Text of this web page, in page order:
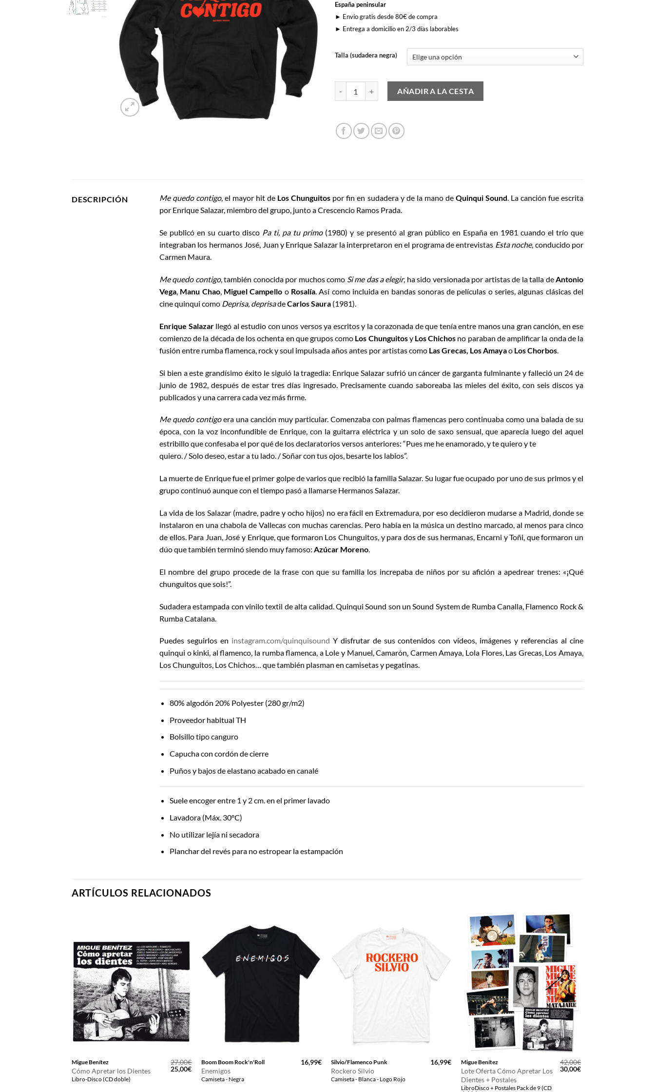
España peninsular
► Envío gratis desde 80€ de compra
► Entrega a domicilio en 2/3 días laborables
Talla (sudadera negra)
Me Quedo Contigo cantidadAÑADIR A LA CESTA
DESCRIPCIÓN Me quedo contigo, el mayor hit de Los Chunguitos por fin en sudadera y de la mano de Quinqui Sound. La canción fue escrita
por Enrique Salazar, miembro del grupo, junto a Crescencio Ramos Prada.
Se publicó en su cuarto disco Pa ti, pa tu primo (1980) y se presentó al gran público en España en 1981 cuando el trío que
integraban los hermanos José, Juan y Enrique Salazar la interpretaron en el programa de entrevistas Esta noche, conducido por
Carmen Maura.
Me quedo contigo, también conocida por muchos como Si me das a elegir, ha sido versionada por artistas de la talla deAntonio
Vega, Manu Chao, Miguel Campello o Rosalía. Así como incluida en bandas sonoras de películas o series, algunas clásicas del
cine quinqui como Deprisa, deprisadeCarlos Saura (1981).
Enrique Salazarllegó al estudio con unos versos ya escritos y la corazonada de que tenía entre manos una gran canción, en ese
comienzo de la década de los ochenta en que grupos como Los Chunguitosy Los Chichos no paraban de amplificar la onda de la
fusión entre rumba flamenca, rock y soul impulsada años antes por artistas como Las Grecas, Los Amayao Los Chorbos.
Si bien a este grandísimo éxito le siguió la tragedia: Enrique Salazar sufrió un cáncer de garganta fulminante y falleció un 24 de
junio de 1982, después de estar tres días ingresado. Precisamente cuando saboreaba las mieles del éxito, con seis discos ya
publicados y una carrera cada vez más firme.
Me quedo contigoera una canción muy particular. Comenzaba con palmas flamencas pero continuaba como una balada de su
época, con la voz inconfundible de Enrique, con la guitarra eléctrica y un solo de saxo sensual, que aparecía luego del aquel
estribillo que confesaba el por qué de los declaratorios versos anteriores: “Pues me he enamorado, y te quiero y te
quiero. / Solo deseo, estar a tu lado. / Soñar con tus ojos, besarte los labios”.
La muerte de Enrique fue el primer golpe de varios que recibió la familia Salazar. Su lugar fue ocupado por uno de sus primos y el
grupo continuó aunque con el tiempo pasó a llamarse Hermanos Salazar.
La vida de los Salazar (madre, padre y ocho hijos) no era fácil en Extremadura, por eso decidieron mudarse a Madrid, donde se
instalaron en una chabola de Vallecas con muchas carencias. Pero había en la música un destino marcado, al menos para cinco
de ellos. Para Juan, José y Enrique, que formaron Los Chunguitos, y para dos de sus hermanas, Encarni y Toñi, que formaron un
dúo que también terminó siendo muy famoso: Azúcar Moreno.
El nombre del grupo procede de la frase con que su familia los increpaba de niños por su afición a apedrear trenes: «¡Qué
chunguitos que sois!”.
Sudadera estampada con vinilo textil de alta calidad. Quinqui Sound son un Sound System de Rumba Canalla, Flamenco Rock &
Rumba Catalana.
Puedes seguirlos en instagram.com/quinquisound Y disfrutar de sus contenidos con vídeos, imágenes y referencias al cine
quinqui o kinki, al flamenco, la rumba flamenca, a Lole y Manuel, Camarón, Carmen Amaya, Lola Flores, Las Grecas, Los Amaya,
Los Chunguitos, Los Chichos… que también plasman en camisetas y pegatinas.
80% algodón 20% Polyester (280 gr/m2)
Proveedor habitual TH
Bolsillo tipo canguro
Capucha con cordón de cierre
Puños y bajos de elastano acabado en canalé
Suele encoger entre 1 y 2 cm. en el primer lavado
Lavadora (Máx. 30ºC)
No utilizar lejía ni secadora
Planchar del revés para no estropear la estampación
ARTÍCULOS RELACIONADOS
Migue Benítez
Cómo Apretar los Dientes
Libro-Disco (CD doble)
27,00€
El
precio
25,00€El
precio
actual
Boom Boom Rock'n'Roll
Enemigos
Camiseta - Negra
16,99€ Silvio/Flamenco Punk
Rockero Silvio
Camiseta - Blanca - Logo Rojo
16,99€ Migue Benítez
Lote Oferta Cómo Apretar Los
Dientes + Postales
LibroDisco + Postales Pack de 9 (CD
42,00€
El
precio
30,00€El